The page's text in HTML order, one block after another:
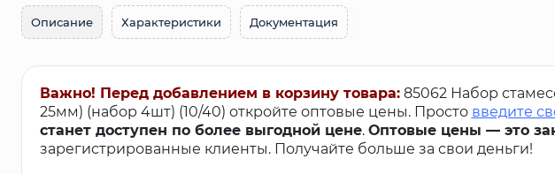
Описание Характеристики Документация
Важно! Перед добавлением в корзину товара: 85062 Набор
25мм) (набор 4шт) (10/40) откройте оптовые цены. Просто введите
станет доступен по более выгодной цене. Оптовые цены — это
зарегистрированные клиенты. Получайте больше за свои деньги!